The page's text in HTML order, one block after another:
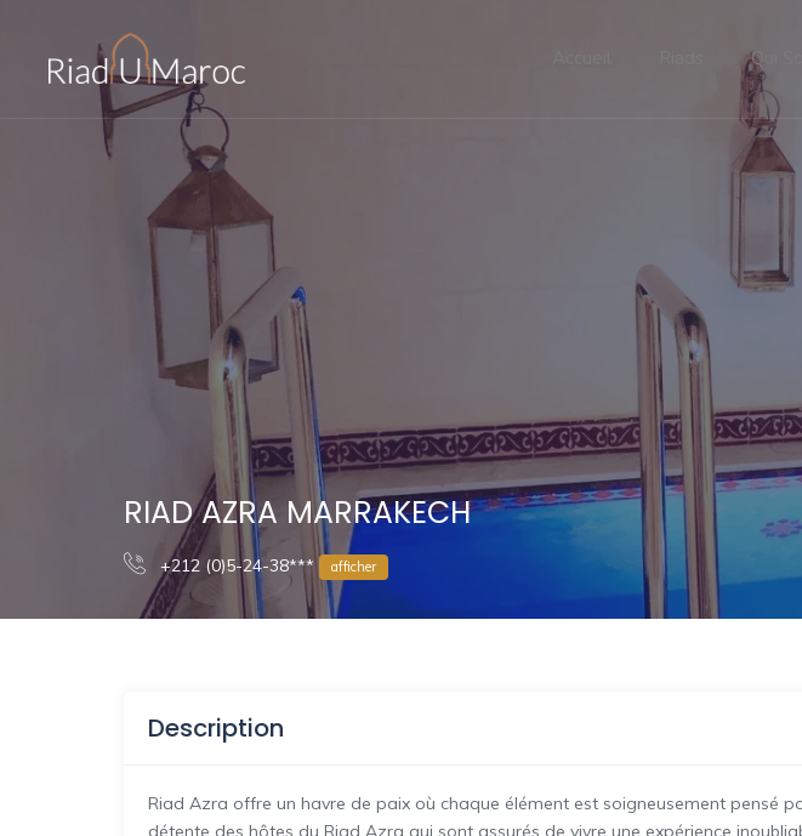
Qui
RIAD AZRA MARRAKECH
+212 (0)5-24-38*** afficher
Description
Riad Azra offre un havre de paix où chaque élément est soigneusement pensé
détente des hôtes du Riad Azra qui sont assurés de vivre une expérience